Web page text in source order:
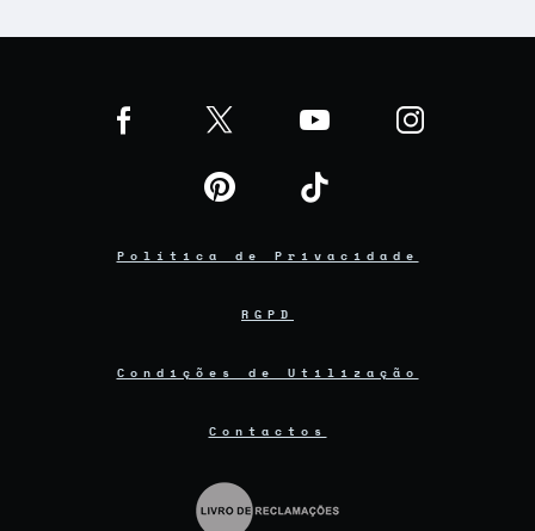
Política de Privacidade
RGPD
Condições de Utilização
Contactos